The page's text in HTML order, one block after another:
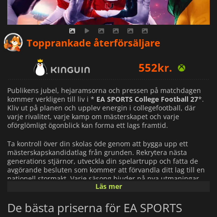
Topprankade återförsäljare
453kr.
552kr.
620kr.
Publikens jubel, hejaramsorna och pressen på matchdagen
kommer verkligen till liv i * EA SPORTS College Football 27*.
Kliv ut på planen och upplev energin i collegefootball, där
varje rivalitet, varje kamp om mästerskapet och varje
oförglömligt ögonblick kan forma ett lags framtid.
Ta kontroll över din skolas öde genom att bygga upp ett
mästerskapskandidatlag från grunden. Rekrytera nästa
generations stjärnor, utveckla din spelartrupp och fatta de
avgörande besluten som kommer att förvandla ditt lag till en
nationell stormakt. Varje säsong bjuder på nya utmaningar,
och varje seger tar dig ett steg närmare collegefotbollens ära.
Skapa ditt eget arv som spelare och utvecklas från lovande
nyrekrytering till campuslegend. Förtjäna din plats under
Läs mer
De bästa priserna för EA SPORTS